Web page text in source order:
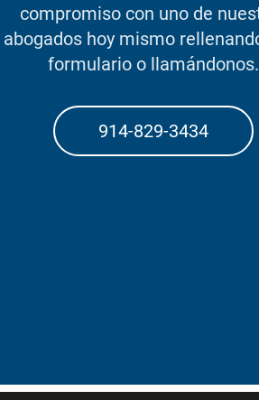
compromiso con uno de
abogados hoy mismo
formulario o llamándonos.
914-829-3434